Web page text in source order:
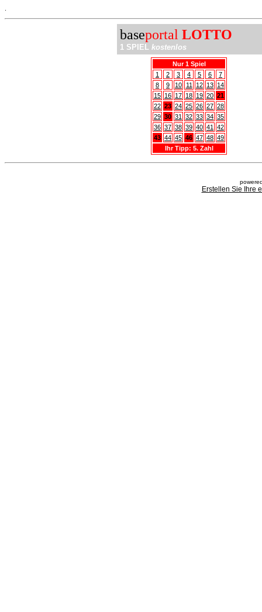
baseportal LOTTO
1 SPIEL kostenlos
Nur 1 Spiel
1
2 3 4 5 6
7
8
9 10 11 12 13 14
15 16 17 18 19 20 21
22 23 24 25 26 27 28
29 30 31 32 33 34 35
36 37 38 39 40 41
42
43 44 45 46 47 48 49
Ihr Tipp: 5. Zahl
Erstellen Sie Ihre